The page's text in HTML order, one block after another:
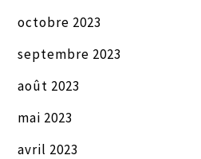
octobre 2023
septembre 2023
août 2023
mai 2023
avril 2023